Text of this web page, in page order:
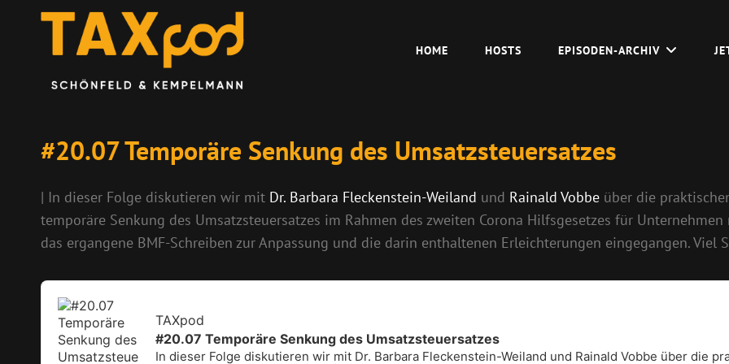
HOME HOSTS EPISODEN-ARCHIV
#20.07 Temporäre Senkung des Umsatzsteuersatzes
| In dieser Folge diskutieren wir mit Dr. Barbara Fleckenstein-Weiland und Rainald Vobbe über die
temporäre Senkung des Umsatzsteuersatzes im Rahmen des zweiten Corona Hilfsgesetzes für
das ergangene BMF-Schreiben zur Anpassung und die darin enthaltenen Erleichterungen eingegangen. Viel
Audio
Player
TAXpod
#20.07 Temporäre Senkung des Umsatzsteuersatzes
In dieser Folge diskutieren wir mit Dr. Barbara Fleckenstein-Weiland und Rainald Vobbe über die